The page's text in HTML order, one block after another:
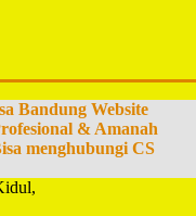
Bandung Website
& Amanah
menghubungi CS